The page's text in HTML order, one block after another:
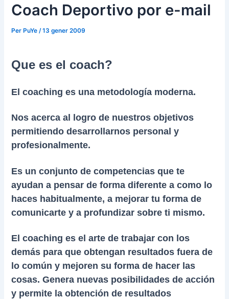
Coach Deportivo por e-mail
Per PuYe/13 gener 2009
Que es el coach?
El coaching es una metodología moderna.
Nos acerca al logro de nuestros objetivos
permitiendo desarrollarnos personal y
profesionalmente.
Es un conjunto de competencias que te
ayudan a pensar de forma diferente a como lo
haces habitualmente, a mejorar tu forma de
comunicarte y a profundizar sobre ti mismo.
El coaching es el arte de trabajar con los
demás para que obtengan resultados fuera de
lo común y mejoren su forma de hacer las
cosas. Genera nuevas posibilidades de acción
y permite la obtención de resultados